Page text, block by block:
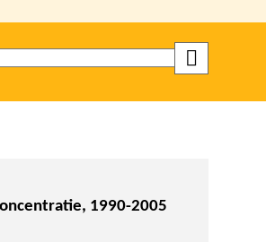
1990-2005